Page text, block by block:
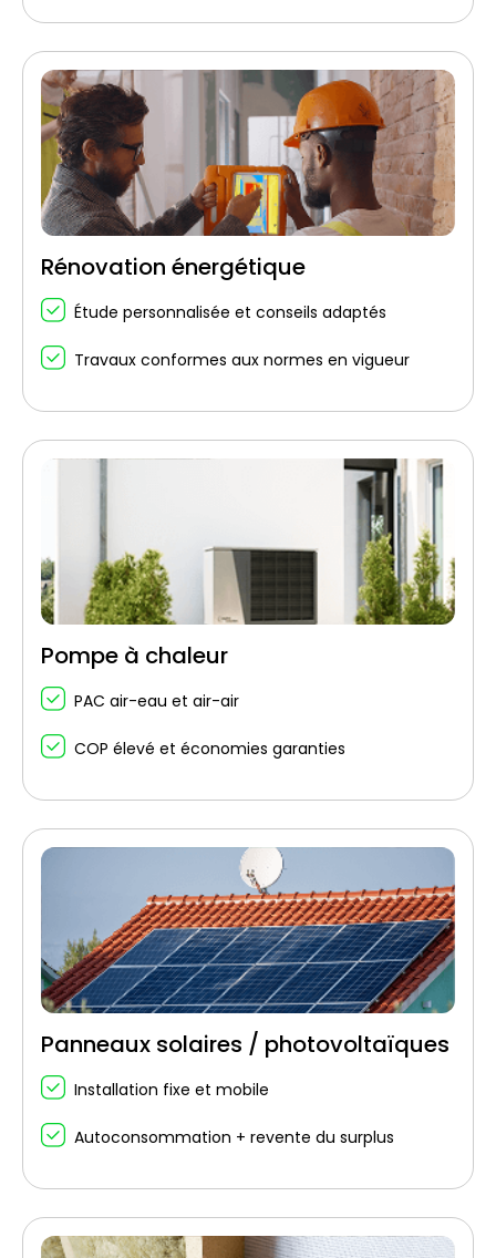
Rénovation énergétique
Étude personnalisée et conseils adaptés
Travaux conformes aux normes en vigueur
Pompe à chaleur
PAC air-eau et air-air
COP élevé et économies garanties
Panneaux solaires / photovoltaïques
Installation fixe et mobile
Autoconsommation + revente du surplus